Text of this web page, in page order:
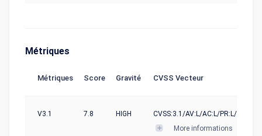
Métriques
Métriques Score Gravité CVSS Vecteur
V3.1 7.8 HIGH
CVSS:3.1/AV:L/AC:L/PR:L/UI:N/
More informations